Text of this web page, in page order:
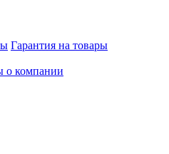
Гарантия на товары
о компании